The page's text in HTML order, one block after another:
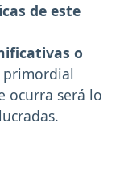
de este
o
primordial
ocurra será lo